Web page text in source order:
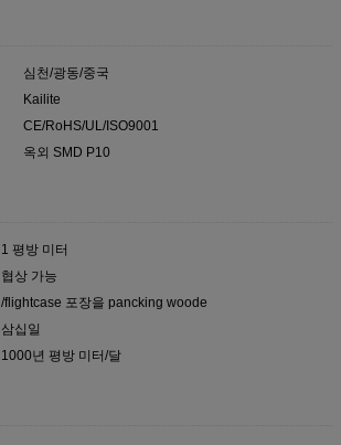
심천/광동/중국
Kailite
CE/RoHS/UL/ISO9001
옥외 SMD P10
1 평방 미터
협상 가능
/flightcase 포장을 pancking woode
삼십일
1000년 평방 미터/달